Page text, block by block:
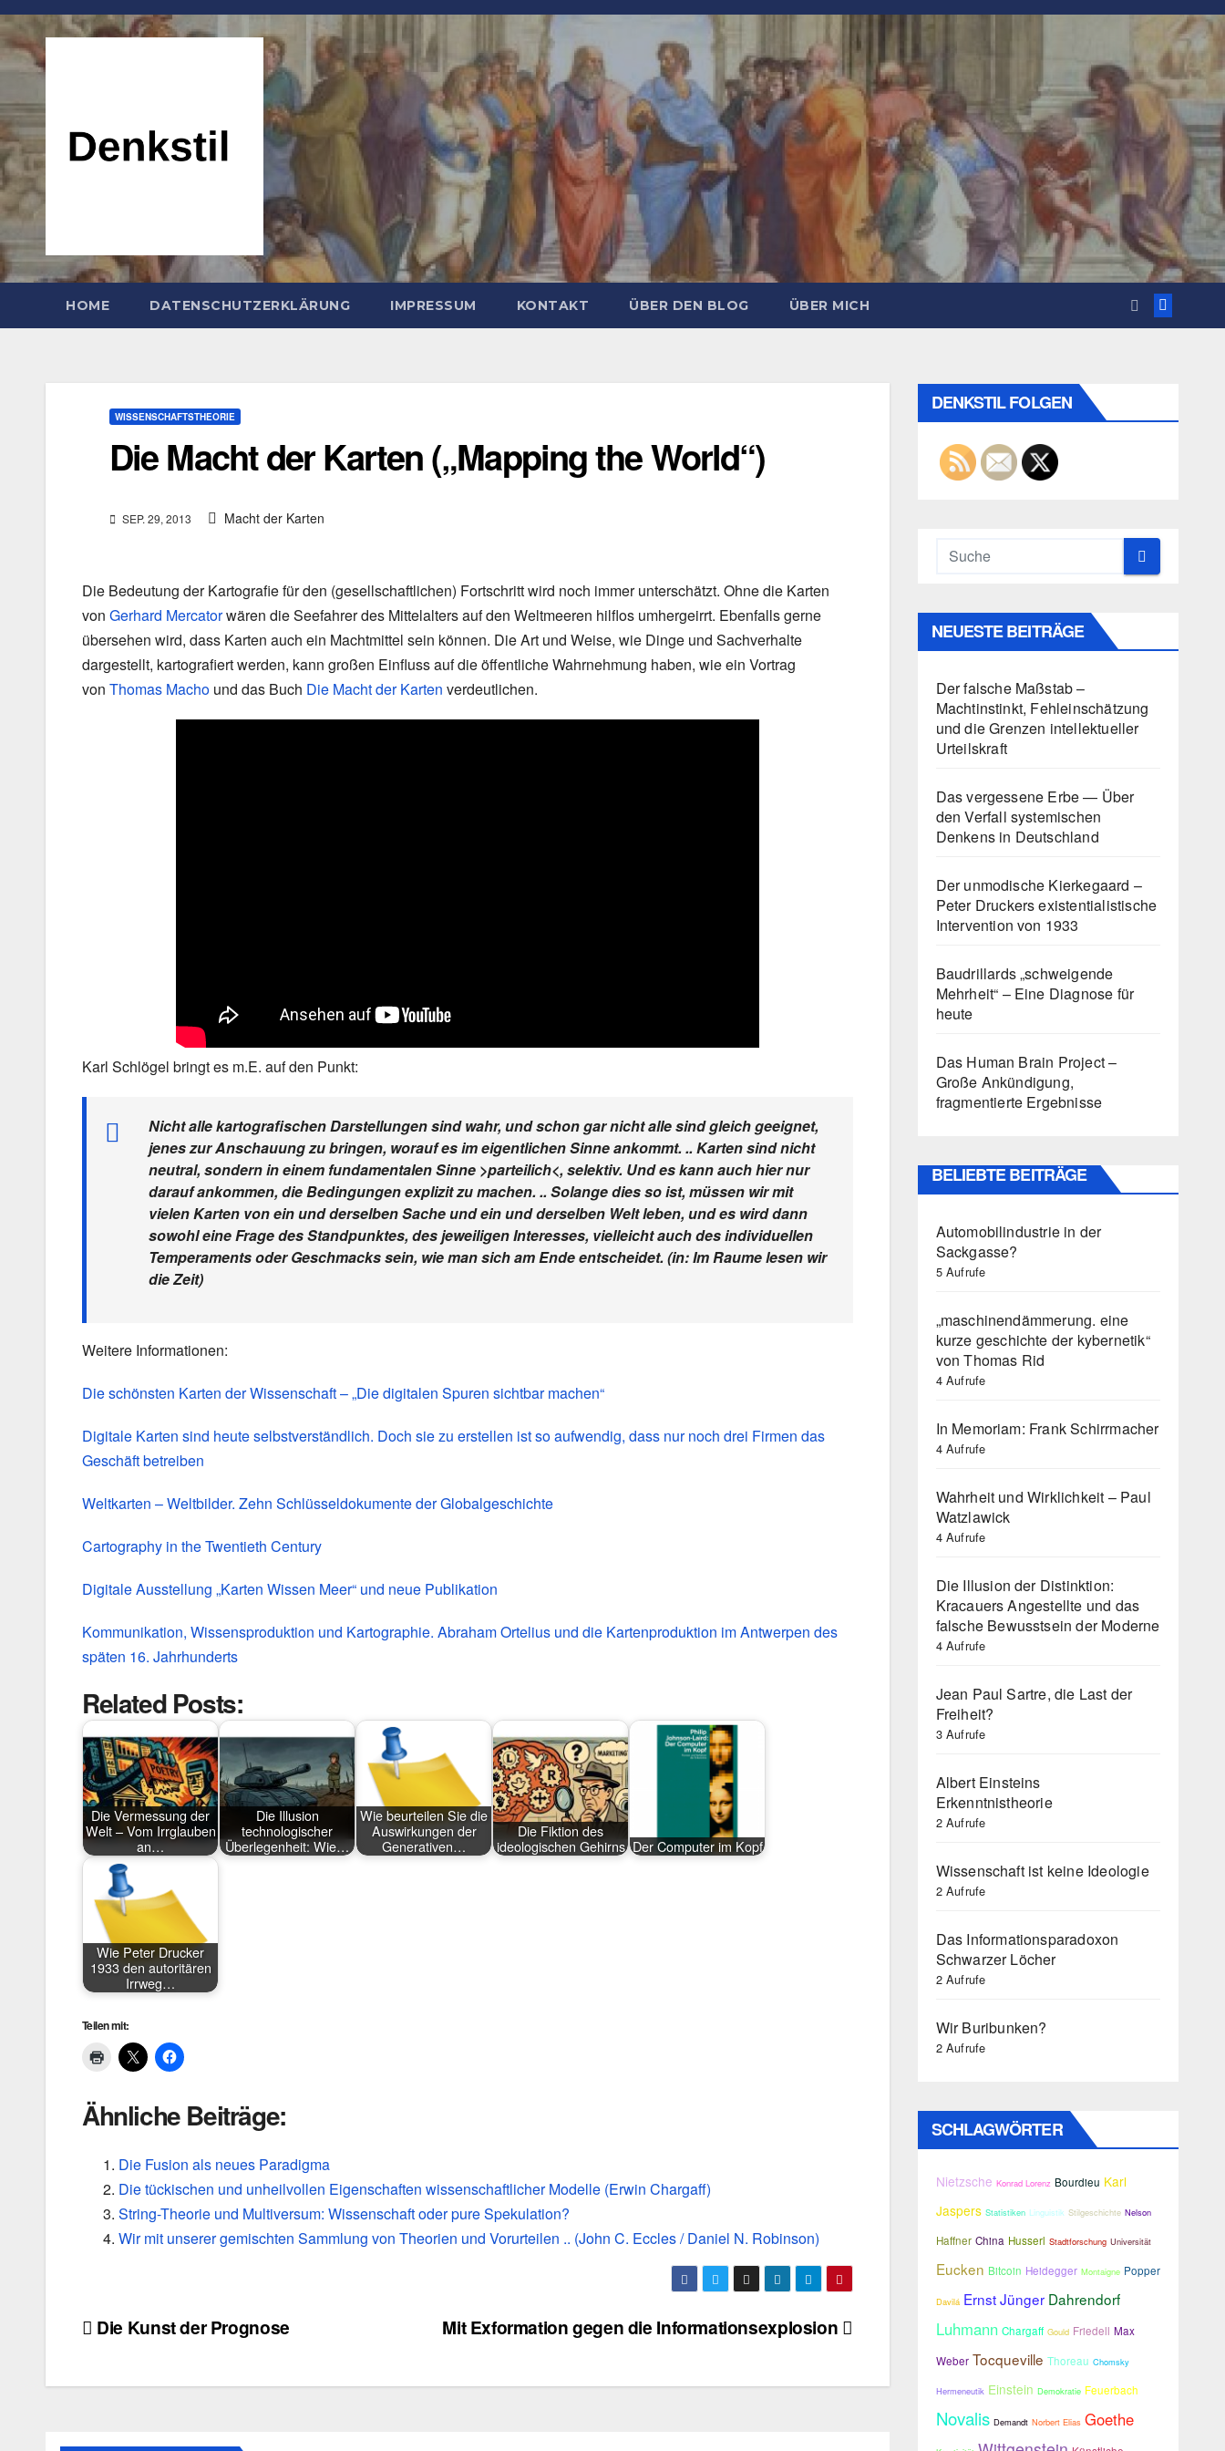
Zum
Inhalt
springen
HOME DATENSCHUTZERKLÄRUNG IMPRESSUM KONTAKT ÜBER DEN BLOG ÜBER MICH
WISSENSCHAFTSTHEORIE
Die Macht der Karten („Mapping the World“)
SEP. 29, 2013 Macht der Karten
Die Bedeutung der Kartografie für den (gesellschaftlichen) Fortschritt wird noch immer unterschätzt. Ohne die Karten
von Gerhard Mercatorwären die Seefahrer des Mittelalters auf den Weltmeeren hilflos umhergeirrt. Ebenfalls gerne
übersehen wird, dass Karten auch ein Machtmittel sein können. Die Art und Weise, wie Dinge und Sachverhalte
dargestellt, kartografiert werden, kann großen Einfluss auf die öffentliche Wahrnehmung haben, wie ein Vortrag
von Thomas Macho und das Buch Die Macht der Karten verdeutlichen.
Karl Schlögel bringt es m.E. auf den Punkt:
Nicht alle kartografischen Darstellungen sind wahr, und schon gar nicht alle sind gleich geeignet,
jenes zur Anschauung zu bringen, worauf es im eigentlichen Sinne ankommt. .. Karten sind nicht
neutral, sondern in einem fundamentalen Sinne >parteilich<, selektiv. Und es kann auch hier nur
darauf ankommen, die Bedingungen explizit zu machen. .. Solange dies so ist, müssen wir mit
vielen Karten von ein und derselben Sache und ein und derselben Welt leben, und es wird dann
sowohl eine Frage des Standpunktes, des jeweiligen Interesses, vielleicht auch des individuellen
Temperaments oder Geschmacks sein, wie man sich am Ende entscheidet. (in: Im Raume lesen wir
die Zeit)
Weitere Informationen:
Die schönsten Karten der Wissenschaft – „Die digitalen Spuren sichtbar machen“
Digitale Karten sind heute selbstverständlich. Doch sie zu erstellen ist so aufwendig, dass nur noch drei Firmen das
Geschäft betreiben
Weltkarten – Weltbilder. Zehn Schlüsseldokumente der Globalgeschichte
Cartography in the Twentieth Century
Digitale Ausstellung „Karten Wissen Meer“ und neue Publikation
Kommunikation, Wissensproduktion und Kartographie. Abraham Ortelius und die Kartenproduktion im Antwerpen des
späten 16. Jahrhunderts
Related Posts:
Die Vermessung der
Welt – Vom Irrglauben
an…
Die Illusion
technologischer
Überlegenheit: Wie…
Wie beurteilen Sie die
Auswirkungen der
Generativen…
Die Fiktion des
ideologischen Gehirns Der Computer im Kopf
Wie Peter Drucker
1933 den autoritären
Irrweg…
Teilen mit:
Ähnliche Beiträge:
Die Fusion als neues Paradigma
Die tückischen und unheilvollen Eigenschaften wissenschaftlicher Modelle (Erwin Chargaff)
String-Theorie und Multiversum: Wissenschaft oder pure Spekulation?
Wir mit unserer gemischten Sammlung von Theorien und Vorurteilen .. (John C. Eccles / Daniel N. Robinson)
Beitragsnavigation Mit Exformation gegen die Informationsexplosion
Die Kunst der Prognose
DENKSTIL FOLGEN
NEUESTE BEITRÄGE
Der falsche Maßstab –
Machtinstinkt, Fehleinschätzung
und die Grenzen intellektueller
Urteilskraft
Das vergessene Erbe — Über
den Verfall systemischen
Denkens in Deutschland
Der unmodische Kierkegaard –
Peter Druckers existentialistische
Intervention von 1933
Baudrillards „schweigende
Mehrheit“ – Eine Diagnose für
heute
Das Human Brain Project –
Große Ankündigung,
fragmentierte Ergebnisse
BELIEBTE BEITRÄGE
Automobilindustrie in der
Sackgasse?
5 Aufrufe
„maschinendämmerung. eine
kurze geschichte der kybernetik“
von Thomas Rid
4 Aufrufe
In Memoriam: Frank Schirrmacher
4 Aufrufe
Wahrheit und Wirklichkeit – Paul
Watzlawick
4 Aufrufe
Die Illusion der Distinktion:
Kracauers Angestellte und das
falsche Bewusstsein der Moderne
4 Aufrufe
Jean Paul Sartre, die Last der
Freiheit?
3 Aufrufe
Albert Einsteins
Erkenntnistheorie
2 Aufrufe
Wissenschaft ist keine Ideologie
2 Aufrufe
Das Informationsparadoxon
Schwarzer Löcher
2 Aufrufe
Wir Buribunken?
2 Aufrufe
SCHLAGWÖRTER
Nietzsche Konrad Lorenz Bourdieu Karl
Jaspers Statistiken Linguistik Stilgeschichte Nelson
Haffner China Husserl Stadtforschung Universität
Eucken Bitcoin Heidegger Montaigne Popper
Davilá Ernst Jünger Dahrendorf
Luhmann Chargaff Gould Friedell Max
Weber Tocqueville Thoreau Chomsky
Hermeneutik Einstein Demokratie Feuerbach
Novalis Demandt Norbert Elias Goethe